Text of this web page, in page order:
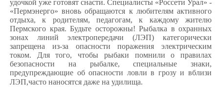
удочкой уже готовят снасти. Специалисты «Россети Урал» -
«Пермэнерго» вновь обращаются к любителям активного
отдыха, к родителям, педагогам, к каждому жителю
Пермского края. Будьте осторожны! Рыбалка в охранных
зонах линий электропередачи (ЛЭП) категорически
запрещена из-за опасности поражения электрическим
током. Для того, чтобы рыбаки помнили о правилах
безопасности на рыбалке, специальные знаки,
предупреждающие об опасности ловли в грозу и вблизи
ЛЭП,часто наносятся даже на удилища.